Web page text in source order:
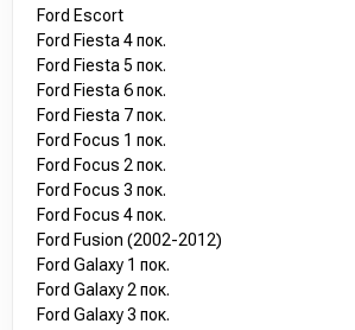
Ford Escort
Ford Fiesta 4 пок.
Ford Fiesta 5 пок.
Ford Fiesta 6 пок.
Ford Fiesta 7 пок.
Ford Focus 1 пок.
Ford Focus 2 пок.
Ford Focus 3 пок.
Ford Focus 4 пок.
Ford Fusion (2002-2012)
Ford Galaxy 1 пок.
Ford Galaxy 2 пок.
Ford Galaxy 3 пок.